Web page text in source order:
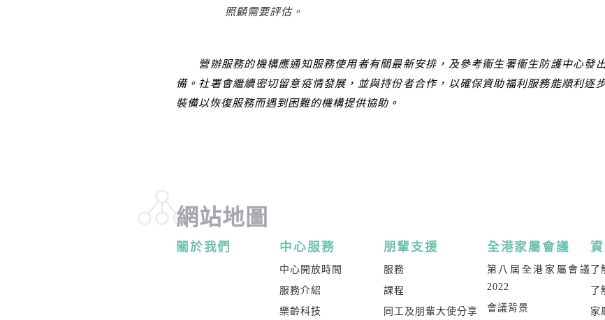
照顧需要評估。
營辦服務的機構應通知服務使用者有關最新安排，及參考衞生署衞生防護中心發
備。社署會繼續密切留意疫情發展，並與持份者合作，以確保資助福利服務能順利逐
裝備以恢復服務而遇到困難的機構提供協助。
網站地圖
關於我們 中心服務
中心開放時間
服務介紹
樂齡科技
朋輩支援
服務
課程
同工及朋輩大使分享
全港家屬會議
第八屆全港家屬會議
2022
會議背景
家